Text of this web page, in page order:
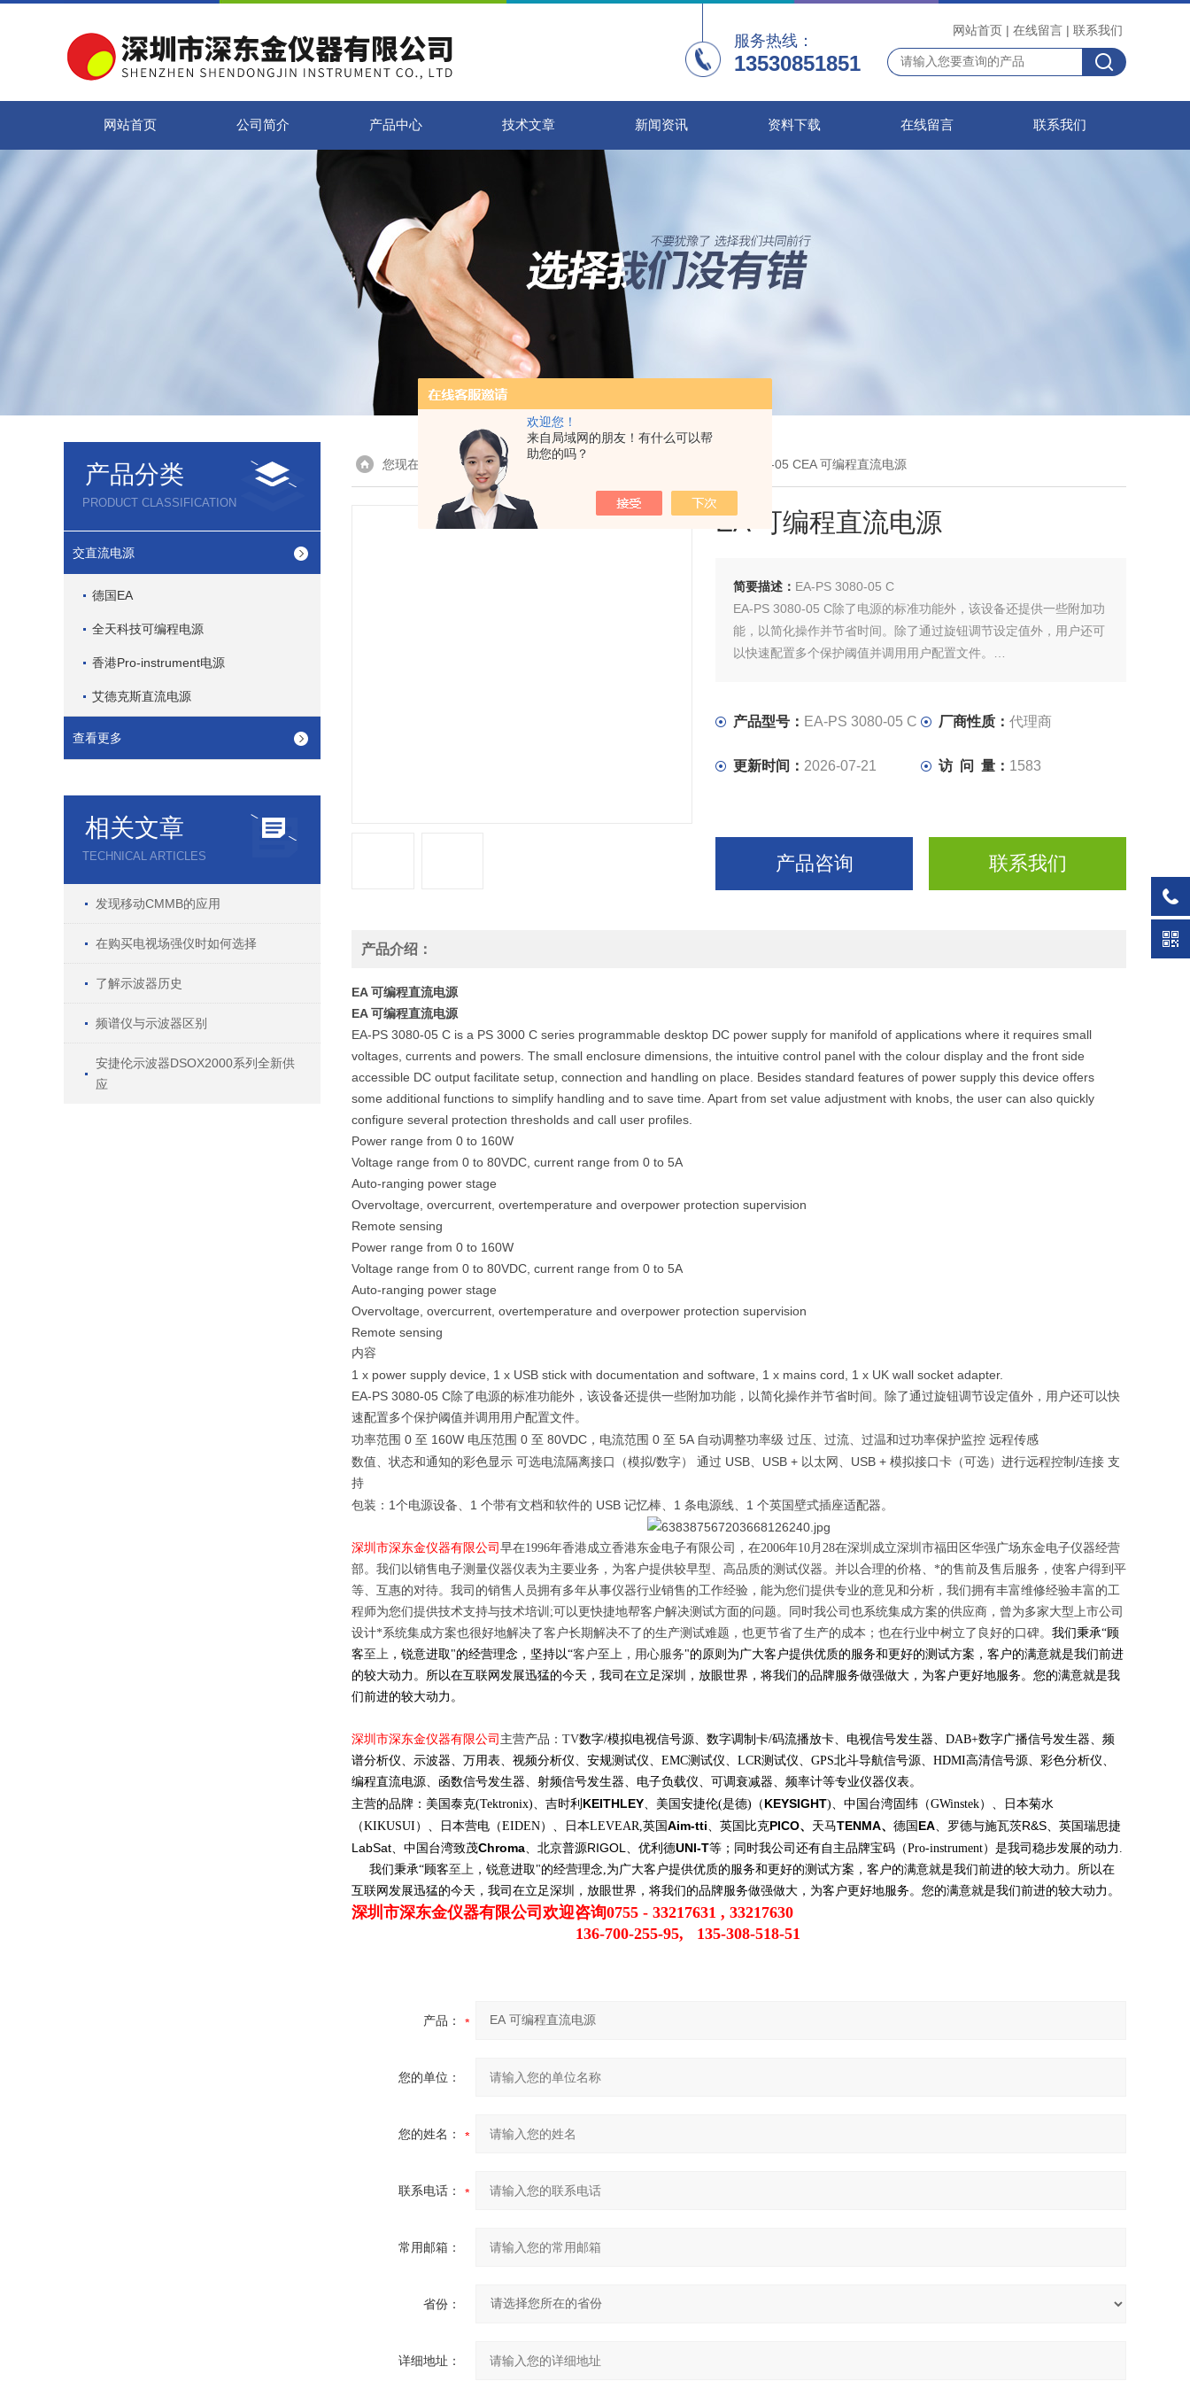
欢迎您！
来自局域网的朋友！有什么可以帮
助您的吗？
网站首页 | 在线留言 | 联系我们
服务热线：
13530851851
网站首页 公司简介 产品中心 技术文章 新闻资讯 资料下载 在线留言 联系我们
产品分类
PRODUCT CLASSIFICATION
交直流电源
德国EA
全天科技可编程电源
香港Pro-instrument电源
艾德克斯直流电源
查看更多
相关文章
TECHNICAL ARTICLES
发现移动CMMB的应用
在购买电视场强仪时如何选择
了解示波器历史
频谱仪与示波器区别
安捷伦示波器DSOX2000系列全新供
应
您现在的位置：首页> 产品展示 > 交直流电源 > EA-PS 3080-05 CEA 可编程直流电源
EA 可编程直流电源
简要描述： EA-PS 3080-05 C
EA-PS 3080-05 C除了电源的标准功能外，该设备还提供一些附加功
能，以简化操作并节省时间。除了通过旋钮调节设定值外，用户还可
以快速配置多个保护阈值并调用用户配置文件。
产品型号： EA-PS 3080-05 C 厂商性质：代理商
更新时间： 2026-07-21 访 问 量： 1583
产品咨询 联系我们
产品介绍：
EA 可编程直流电源
EA 可编程直流电源
EA-PS 3080-05 C is a PS 3000 C series programmable desktop DC power supply for manifold of applications where it requires small
voltages, currents and powers. The small enclosure dimensions, the intuitive control panel with the colour display and the front side
accessible DC output facilitate setup, connection and handling on place. Besides standard features of power supply this device offers
some additional functions to simplify handling and to save time. Apart from set value adjustment with knobs, the user can also quickly
configure several protection thresholds and call user profiles.
Power range from 0 to 160W
Voltage range from 0 to 80VDC, current range from 0 to 5A
Auto-ranging power stage
Overvoltage, overcurrent, overtemperature and overpower protection supervision
Remote sensing
Power range from 0 to 160W
Voltage range from 0 to 80VDC, current range from 0 to 5A
Auto-ranging power stage
Overvoltage, overcurrent, overtemperature and overpower protection supervision
Remote sensing
内容
1 x power supply device, 1 x USB stick with documentation and software, 1 x mains cord, 1 x UK wall socket adapter.
EA-PS 3080-05 C除了电源的标准功能外，该设备还提供一些附加功能，以简化操作并节省时间。除了通过旋钮调节设定值外，用户还可以快
速配置多个保护阈值并调用用户配置文件。
功率范围 0 至 160W 电压范围 0 至 80VDC ，电流范围 0 至 5A 自动调整功率级 过压、过流、过温和过功率保护监控 远程传感
数值、状态和通知的彩色显示 可选电流隔离接口（模拟/数字） 通过 USB、 USB + 以太网、 USB + 模拟接口卡（可选）进行远程控制 /连接 支
持
包装： 1 个电源设备、 1 个带有文档和软件的 USB 记忆棒、 1 条电源线、 1 个英国壁式插座适配器。
深圳市深东金仪器有限公司 早在1996年香港成立香港东金电子有限公司，在2006年10月 28在深圳成立深圳市福田区华强广场东金电子仪器经营
部。我们以销售电子测量仪器仪表为主要业务，为客户提供较早型、高品质的测试仪器。并以合理的价格、*的售前及售后服务，使客户得到平
等、互惠的对待。我司的销售人员拥有多年从事仪器行业销售的工作经验，能为您们提供专业的意见和分析，我们拥有丰富维修经验丰富的工
程师为您们提供技术支持与技术培训 ;可以更快捷地帮客户解决测试方面的问题。同时我公司也系统集成方案的供应商，曾为多家大型上市公司
设计*系统集成方案也很好地解决了客户长期解决不了的生产测试难题，也更节省了生产的成本；也在行业中树立了良好的口碑。 我们秉承“顾
客至上 ，锐意进取 "的经营理念，坚持以“客户至上，用心服务"的原则为广大客户提供优质的服务和更好的测试方案，客户的满意就是我们前进
的较大动力。所以在互联网发展迅猛的今天，我司在立足深圳，放眼世界，将我们的品牌服务做强做大，为客户更好地服务。您的满意就是我
们前进的较大动力。
深圳市深东金仪器有限公司 主营产品 ： TV数字/模拟电视信号源、数字调制 卡/码流播放卡、电视信号发生器、 DAB+数字广播信号发生器、频
谱分析仪、示波器、 万用表、视频分析仪、安规测试仪、 EMC测试仪、 LCR测试仪、 GPS北斗导航信号源、 HDMI高清信号源、彩色分析仪、
编程直流电源、函数信号发生器、射频信号发生器、电子负载仪、可调衰减器、 频率计等专业仪器仪表。
主营的品牌：美国泰克(Tektronix)、吉时利 KEITHLEY、美国安捷伦(是德) （ KEYSIGHT)、中国台湾固纬（GWinstek）、日本菊水
（KIKUSUI ）、日本营电（EIDEN）、日本LEVEAR,英国 Aim-tti、英国比克PICO、 天马TENMA、 德国 EA、 罗德与施瓦茨R&S、 英国瑞思捷
LabSat、中国台湾致茂Chroma、 北京普源RIGOL 、优利德UNI-T等；同时我公司还有自主品牌宝码（Pro-instrument）是我司稳步发展的动力 .
我们秉承“顾客至上 ，锐意进取 "的经营理念,为广大客户提供优质的服务和更好的测试方案，客户的满意就是我们前进的较大动力。所以在
互联网发展迅猛的今天，我司在立足深圳，放眼世界，将我们的品牌服务做强做大，为客户更好地服务。您的满意就是我们前进的较大动力。
深圳市深东金仪器有限公司欢迎咨询0755 - 33217631 , 33217630
136-700-255-95,
135-308-518-51
产品：
您的单位：
您的姓名：
联系电话：
常用邮箱：
省份：
详细地址：